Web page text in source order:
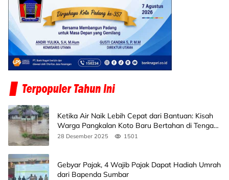
Ketika Air Naik Lebih Cepat dari Bantuan: Kisah
Warga Pangkalan Koto Baru Bertahan di Tengah
Banjir
28 Desember 2025 1501
Gebyar Pajak, 4 Wajib Pajak Dapat Hadiah Umrah
dari Bapenda Sumbar